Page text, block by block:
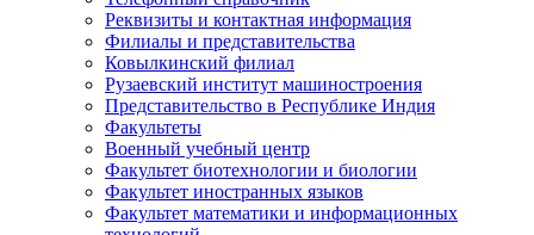
Реквизиты и контактная информация
Филиалы и представительства
Ковылкинский филиал
Рузаевский институт машиностроения
Представительство в Республике Индия
Факультеты
Военный учебный центр
Факультет биотехнологии и биологии
Факультет иностранных языков
Факультет математики и информационных